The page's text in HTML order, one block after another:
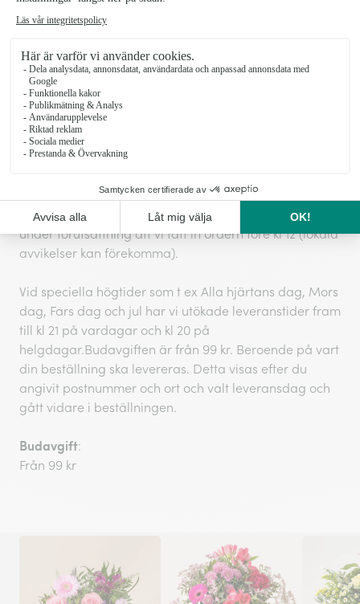
Leveransinformation Blommogram
Vi kan inte garantera leveranser vid exakta tider, men
vi gör alltid vårt yttersta för att ditt önskemål ska
hållas. Normalt sker leveranser vardagar kl 9-20 och
Leveranser till företag kommer levereras innan 16
under förutsättning att vi fått in ordern före kl 12 (lokala
avvikelser kan förekomma).
Vid speciella högtider som t ex Alla hjärtans dag, Mors
dag, Fars dag och jul har vi utökade leveranstider fram
till kl 21 på vardagar och kl 20 på
helgdagar.Budavgiften är från 99 kr. Beroende på vart
din beställning ska levereras. Detta visas efter du
angivit postnummer och ort och valt leveransdag och
gått vidare i beställningen.
Budavgift:
Från 99 kr